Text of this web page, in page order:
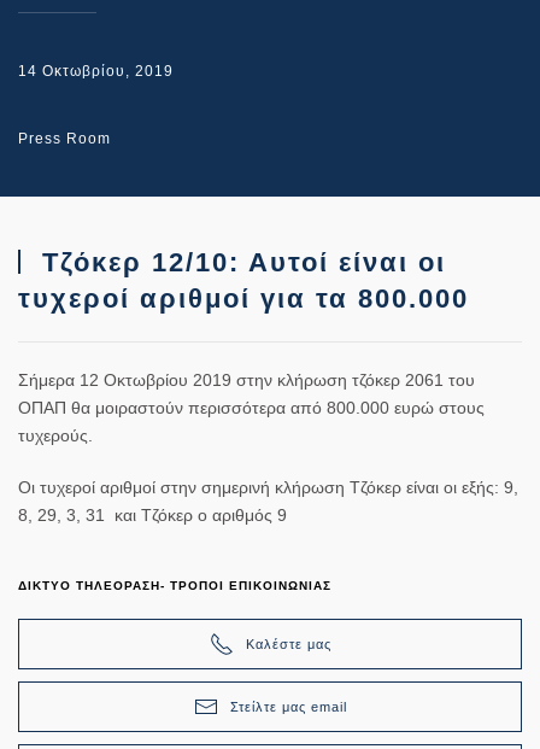
14 Οκτωβρίου, 2019
Press Room
Τζόκερ 12/10: Αυτοί είναι οι
τυχεροί αριθμοί για τα 800.000
Σήμερα 12 Οκτωβρίου 2019 στην κλήρωση τζόκερ 2061 του
ΟΠΑΠ θα μοιραστούν περισσότερα από 800.000 ευρώ στους
τυχερούς.
Οι τυχεροί αριθμοί στην σημερινή κλήρωση Τζόκερ είναι οι εξής: 9,
8, 29, 3, 31
και Τζόκερ ο αριθμός 9
ΔΙΚΤΥΟ ΤΗΛΕΟΡΑΣΗ- ΤΡΟΠΟΙ ΕΠΙΚΟΙΝΩΝΙΑΣ
Καλέστε μας
Στείλτε μας email